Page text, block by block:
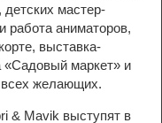
мастер-
работа аниматоров,
выставка-
«Садовый маркет» и
всех желающих.